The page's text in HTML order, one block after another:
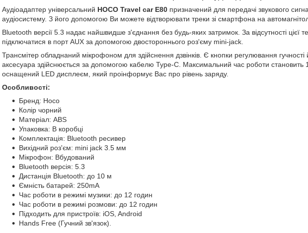
Аудіоадаптер універсальний HOCO Travel car E80 призначений для передачі звукового
аудіосистему. З його допомогою Ви можете відтворювати треки зі смартфона на
Bluetooth версії 5.3 надає найшвидше з'єднання без будь-яких затримок. За відсутності цієї
підключатися в порт AUX за допомогою двостороннього роз'єму mini-jack.
Трансмітер обладнаний мікрофоном для здійснення дзвінків. Є кнопки регулювання
аксесуара здійснюється за допомогою кабелю Type-C. Максимальний час роботи становить
оснащений LED дисплеєм, який проінформує Вас про рівень заряду.
Особливості:
Бренд: Hoco
Колір чорний
Матеріал: ABS
Упаковка: В коробці
Комплектація: Bluetooth ресивер
Вихідний роз'єм: mini jack 3.5 мм
Мікрофон: Вбудований
Bluetooth версія: 5.3
Дистанція Bluetooth: до 10 м
Ємність батарей: 250mA
Час роботи в режимі музики: до 12 годин
Час роботи в режимі розмови: до 12 годин
Підходить для пристроїв: iOS, Android
Hands Free (Гучний зв'язок).